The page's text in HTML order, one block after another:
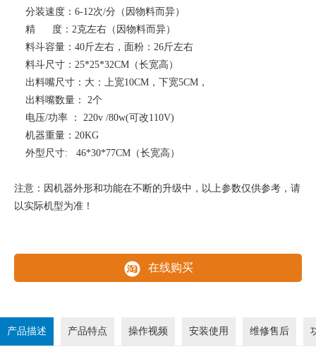
分装速度：6-12次/分（因物料而异）
精 度：2克左右（因物料而异）
料斗容量：40斤左右，面粉：26斤左右
料斗尺寸：25*25*32CM（长宽高）
出料嘴尺寸：大：上宽10CM，下宽5CM，
出料嘴数量： 2个
电压/功率 ： 220v /80w(可改110V)
机器重量：20KG
外型尺寸: 46*30*77CM（长宽高）
注意：因机器外形和功能在不断的升级中，以上参数仅供参考，请
以实际机型为准！
在线购买
产品描述 产品特点 操作视频 安装使用 维修售后